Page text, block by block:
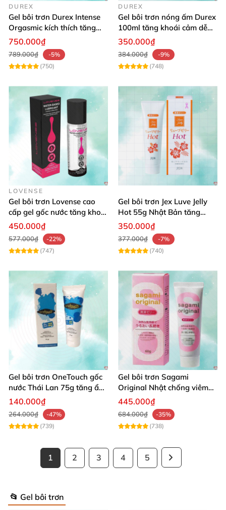
DUREX
Gel bôi trơn Durex Intense
Orgasmic kích thích tăng
hưng phấn nữ giới
750.000₫
789.000₫
-5%
(750)
DUREX
Gel bôi trơn nóng ấm Durex
100ml tăng khoái cảm dễ
chịu
350.000₫
384.000₫
-9%
(748)
LOVENSE
Gel bôi trơn Lovense cao
cấp gel gốc nước tăng khoái
cảm hỗ trợ oral sex
450.000₫
577.000₫
-22%
(747)
Gel bôi trơn Jex Luve Jelly
Hot 55g Nhật Bản tăng
khoái cảm
350.000₫
377.000₫
-7%
(740)
Gel bôi trơn OneTouch gốc
nước Thái Lan 75g tăng ẩm
hiệu quả
140.000₫
264.000₫
-47%
(739)
Gel bôi trơn Sagami
Original Nhật chống viêm
an toàn da
445.000₫
684.000₫
-35%
(738)
1 2 3 4 5
📂 Gel bôi trơn